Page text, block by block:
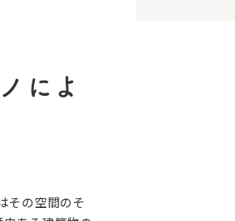
によ
その空間のそ